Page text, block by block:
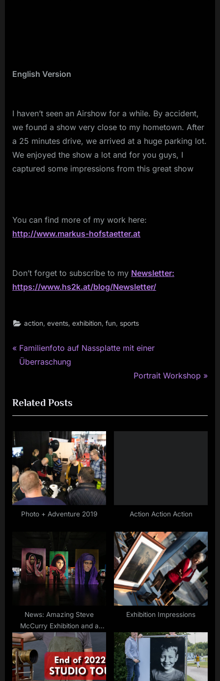
English Version
I haven’t seen an Airshow for a while. By accident,
we found a show very close to my hometown. After
a 25 minutes drive, we arrived at a huge parking lot.
We enjoyed the show a lot and for you guys, I
captured some impressions from this great show
You can find more of my work here:
http://www.markus-hofstaetter.at
Don’t forget to subscribe to my Newsletter:
https://www.hs2k.at/blog/Newsletter/
action,events,exhibition,fun, sports
Post
navigation
P
r
i
o
s
P
o
s
t
Familienfoto auf Nassplatte mit einer
Überraschung
N
t
P
Portrait Workshop
Related Posts
Photo + Adventure 2019 Action Action Action
News: Amazing Steve
McCurry Exhibition and a
Waterhouse Stop Database
Exhibition Impressions